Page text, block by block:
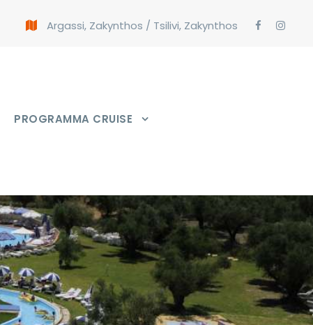
Argassi, Zakynthos / Tsilivi, Zakynthos
PROGRAMMA CRUISE